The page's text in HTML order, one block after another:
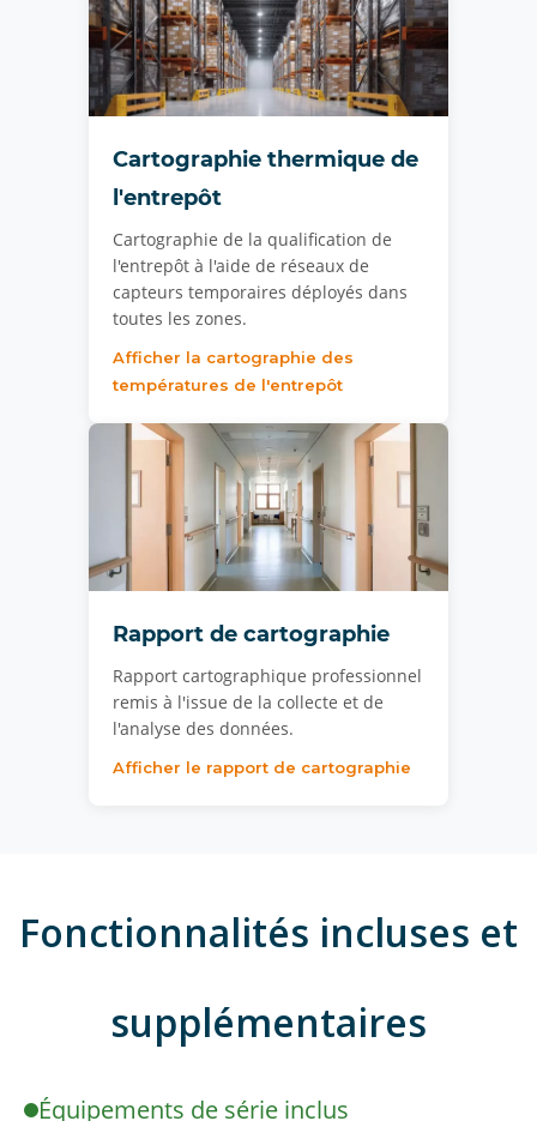
Cartographie thermique de
l'entrepôt
Cartographie de la qualification de
l'entrepôt à l'aide de réseaux de
capteurs temporaires déployés dans
toutes les zones.
Afficher la cartographie des
températures de l'entrepôt
Rapport de cartographie
Rapport cartographique professionnel
remis à l'issue de la collecte et de
l'analyse des données.
Afficher le rapport de cartographie
Fonctionnalités incluses et
supplémentaires
Équipements de série inclus